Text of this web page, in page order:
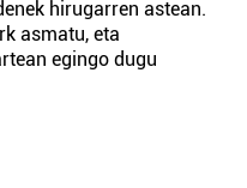
hirugarren astean.
asmatu, eta
egingo dugu